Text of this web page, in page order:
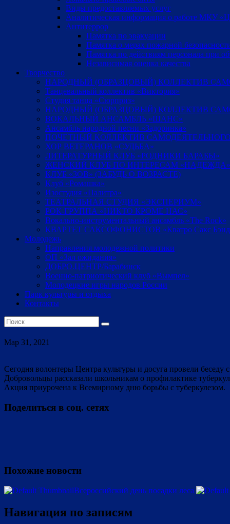
Виды предоставляемых услуг
Аналитическая информация о работе МКУ
Антитеррор
Памятка по эвакуации
Памятка о мерах пожарной
Памятка по действиям персонала при
Независимая оценка качества
Творчество
НАРОДНЫЙ (ОБРАЗЦОВЫЙ) КОЛЛЕКТИВ
Танцевальный коллектив «Виктория»
Студия танца «Сюрприз»
НАРОДНЫЙ (ОБРАЗЦОВЫЙ) КОЛЛЕКТИВ
ВОКАЛЬНЫЙ АНСАМБЛЬ «ШАНС»
Ансамбль народной песни «Задоринка»
ПОЧЕТНЫЙ КОЛЛЕКТИВ
ХОР ВЕТЕРАНОВ «СУДЬБА»
ЛИТЕРАТУРНЫЙ КЛУБ «РОДНИКИ БАРАБЫ»
ЖЕНСКИЙ КЛУБ ПО ИНТЕРЕСАМ «НАДЕЖДА»
КЛУБ «ЗОВ» (ЗАБУДЬ О ВОЗРАСТЕ)
Клуб «Ромашка»
Изостудия «Палитра»
ТЕАТРАЛЬНАЯ СТУДИЯ «ЭКСПЕРИУМ»
РОК-ГРУППА «НИКТО КРОМЕ НАС»
Вокально-инструментальный ансамбль «The Rock»
КВАРТЕТ САКСОФОНИСТОВ «Кватро Сакс
Молодежь
Направления молодежной политики
ОП «Зал ожидания»
ДОБРО.ЦЕНТР/Барабинск
Военно-патриотический клуб «Вымпел»
Молодецкие игры народов России
Парк культуры и отдыха
Контакты
Мар 31, 2021
Сегодня волонтеры Центра культуры и досуга провели
Добровольцы рассказали школьникам о профилактике
Акция приурочена к Всемирному дню борьбы с туберкулезом.
Поделиться в соц. сетях
Похожие новости
Всероссийский день посадки леса
Навигация по записям